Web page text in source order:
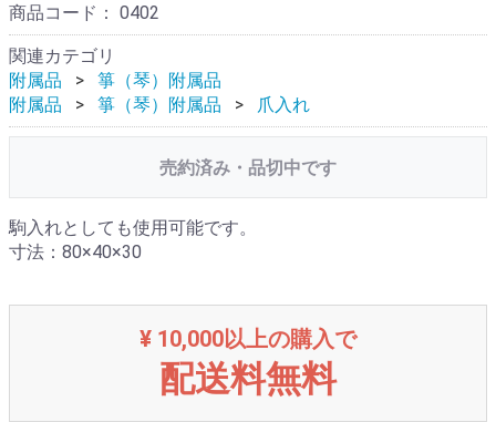
商品コード： 0402
関連カテゴリ
附属品
箏（琴）附属品
附属品
箏（琴）附属品 爪入れ
売約済み・品切中です
駒入れとしても使用可能です。
寸法：80×40×30
¥ 10,000以上の購入で
配送料無料